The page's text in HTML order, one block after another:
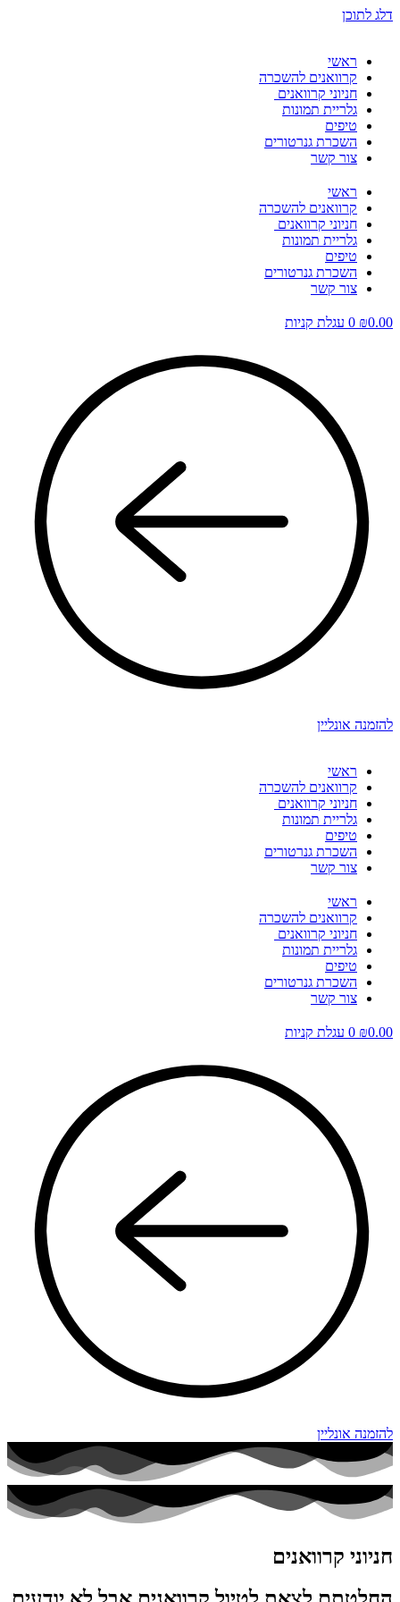
דלג לתוכן
ראשי
קרוואנים להשכרה
חניוני קרוואנים
גלריית תמונות
טיפים
השכרת גנרטורים
צור קשר
ראשי
קרוואנים להשכרה
חניוני קרוואנים
גלריית תמונות
טיפים
השכרת גנרטורים
צור קשר
₪0.00
0 עגלת קניות
להזמנה אונליין
ראשי
קרוואנים להשכרה
חניוני קרוואנים
גלריית תמונות
טיפים
השכרת גנרטורים
צור קשר
ראשי
קרוואנים להשכרה
חניוני קרוואנים
גלריית תמונות
טיפים
השכרת גנרטורים
צור קשר
₪0.00
0 עגלת קניות
להזמנה אונליין
חניוני קרוואנים